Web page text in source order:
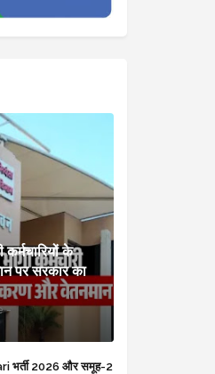
के
पर सरकार का
भर्ती 2026 और समूह-2